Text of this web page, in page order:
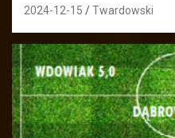
2024-12-15 Twardowski